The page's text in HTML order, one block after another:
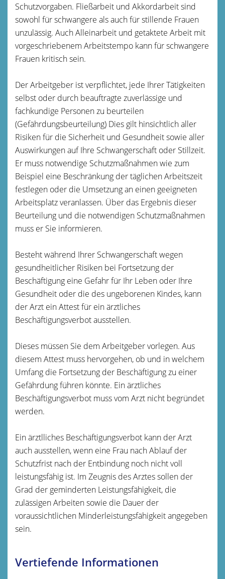
Schutzvorgaben. Fließarbeit und Akkordarbeit sind
sowohl für schwangere als auch für stillende Frauen
unzulässig. Auch Alleinarbeit und getaktete Arbeit mit
vorgeschriebenem Arbeitstempo kann für schwangere
Frauen kritisch sein.
Der Arbeitgeber ist verpflichtet, jede Ihrer Tätigkeiten
selbst oder durch beauftragte zuverlässige und
fachkundige Personen zu beurteilen
(Gefährdungsbeurteilung) Dies gilt hinsichtlich aller
Risiken für die Sicherheit und Gesundheit sowie aller
Auswirkungen auf Ihre Schwangerschaft oder Stillzeit.
Er muss notwendige Schutzmaßnahmen wie zum
Beispiel eine Beschränkung der täglichen Arbeitszeit
festlegen oder die Umsetzung an einen geeigneten
Arbeitsplatz veranlassen. Über das Ergebnis dieser
Beurteilung und die notwendigen Schutzmaßnahmen
muss er Sie informieren.
Besteht während Ihrer Schwangerschaft wegen
gesundheitlicher Risiken bei Fortsetzung der
Beschäftigung eine Gefahr für Ihr Leben oder Ihre
Gesundheit oder die des ungeborenen Kindes, kann
der Arzt ein Attest für ein ärztliches
Beschäftigungsverbot ausstellen.
Dieses müssen Sie dem Arbeitgeber vorlegen. Aus
diesem Attest muss hervorgehen, ob und in welchem
Umfang die Fortsetzung der Beschäftigung zu einer
Gefährdung führen könnte. Ein ärztliches
Beschäftigungsverbot muss vom Arzt nicht begründet
werden.
Ein ärztlliches Beschäftigungsverbot kann der Arzt
auch ausstellen, wenn eine Frau nach Ablauf der
Schutzfrist nach der Entbindung noch nicht voll
leistungsfähig ist. Im Zeugnis des Arztes sollen der
Grad der geminderten Leistungsfähigkeit, die
zulässigen Arbeiten sowie die Dauer der
voraussichtlichen Minderleistungsfähigkeit angegeben
sein.
Vertiefende Informationen